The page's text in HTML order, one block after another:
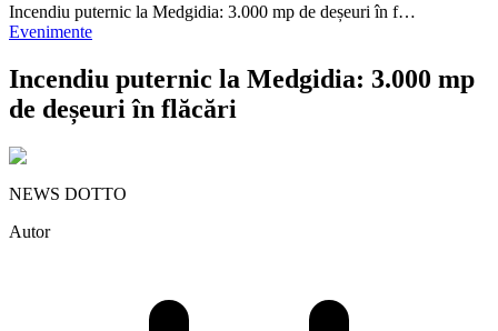
Incendiu puternic la Medgidia: 3.000 mp de deșeuri în f…
Evenimente
Incendiu puternic la Medgidia: 3.000 mp
de deșeuri în flăcări
NEWS DOTTO
Autor